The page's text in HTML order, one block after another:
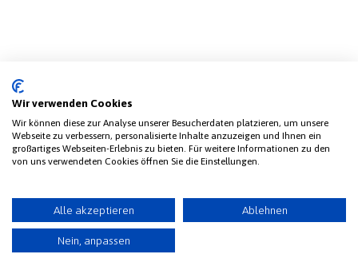
Wir verwenden Cookies
Wir können diese zur Analyse unserer Besucherdaten platzieren, um unsere
Webseite zu verbessern, personalisierte Inhalte anzuzeigen und Ihnen ein
großartiges Webseiten-Erlebnis zu bieten. Für weitere Informationen zu den
von uns verwendeten Cookies öffnen Sie die Einstellungen.
Alle akzeptieren Ablehnen
Nein, anpassen